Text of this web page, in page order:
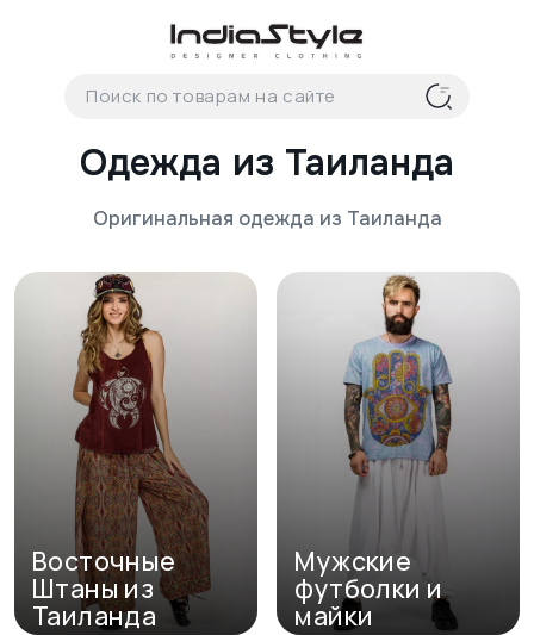
Корзина
В корзиненеттоваров
Корзина покупок пуста..
Одежда из Таиланда
Оригинальная одежда из Таиланда
Восточные
Штаны из
Таиланда
Мужские
футболки и
майки